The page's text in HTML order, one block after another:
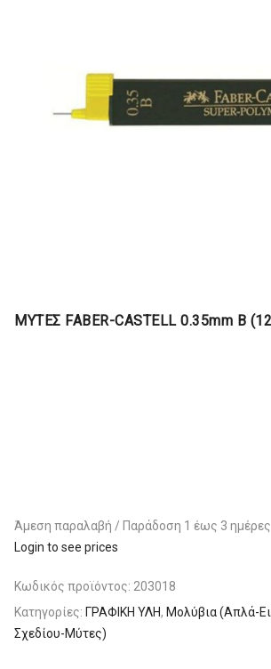
ΜΥΤΕΣ FABER-CASTELL 0.35mm Β
Άμεση παραλαβή / Παράδoση 1 έως 3 ημέρες
Login to see prices
Κωδικός προϊόντος: 203018
Κατηγορίες: ΓΡΑΦΙΚΗ ΥΛΗ, Μολύβια (Απλά-
Σχεδίου-Μύτες)